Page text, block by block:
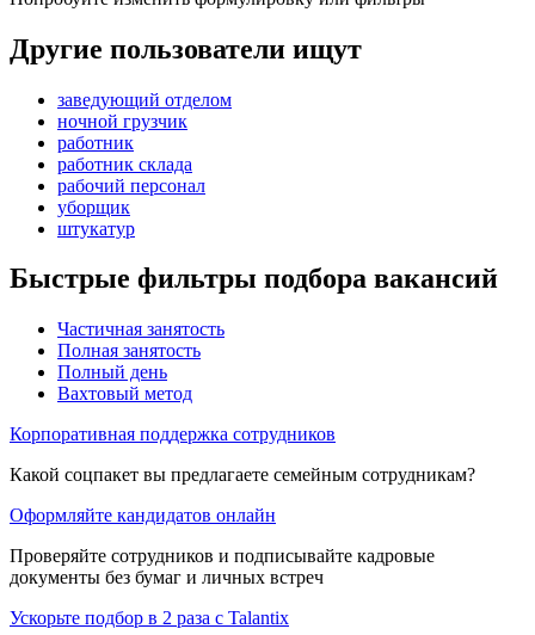
Другие пользователи ищут
заведующий отделом
ночной грузчик
работник
работник склада
рабочий персонал
уборщик
штукатур
Быстрые фильтры подбора вакансий
Частичная занятость
Полная занятость
Полный день
Вахтовый метод
Корпоративная поддержка сотрудников
Какой соцпакет вы предлагаете семейным сотрудникам?
Оформляйте кандидатов онлайн
Проверяйте сотрудников и подписывайте кадровые
документы без бумаг и личных встреч
Ускорьте подбор в 2 раза с Talantix